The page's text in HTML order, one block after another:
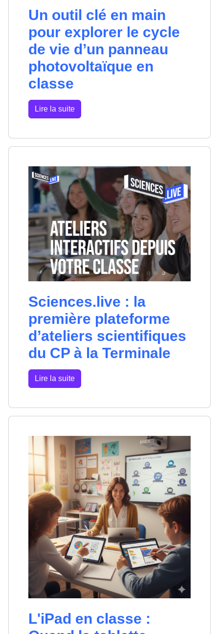
Un outil clé en main
pour explorer le cycle
de vie d’un panneau
photovoltaïque en
classe
Lire la suite
Sciences.live : la
première plateforme
d’ateliers scientifiques
du CP à la Terminale
Lire la suite
L'iPad en classe :